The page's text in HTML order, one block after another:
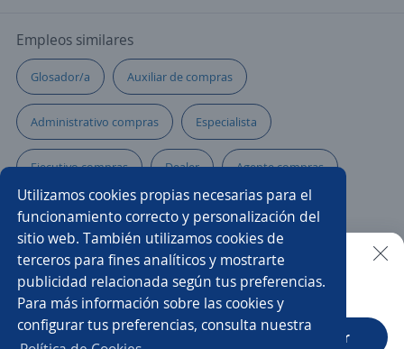
Utilizamos cookies propias necesarias para el
funcionamiento correcto y personalización del
sitio web. También utilizamos cookies de
terceros para fines analíticos y mostrarte
publicidad relacionada según tus preferencias.
Para más información sobre las cookies y
configurar tus preferencias, consulta nuestra
Empleos similares
Glosador/a Auxiliar de compras
Administrativo compras Especialista
Ejecutivo compras Dealer Agente compras
Ejecutivo/a de ventas Tramitador/a
Comprador internacional Jefe/a de compras
Gerente de comercio exterior
Buscar es más fácil en la app
CT App Abrir